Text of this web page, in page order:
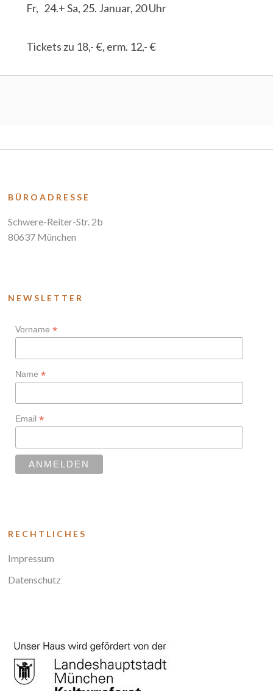
Fr, 24.+ Sa, 25. Januar, 20 Uhr
Tickets zu 18,- €, erm. 12,- €
BÜROADRESSE
Schwere-Reiter-Str. 2b
80637 München
NEWSLETTER
Vorname*
Name*
Email*
RECHTLICHES
Impressum
Datenschutz